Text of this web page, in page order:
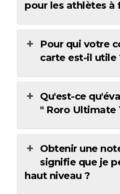
pour les athlètes à
Pour qui votre
carte est-il utile
Qu'est-ce
" Roro Ultimate
Obtenir une
signifie que je
haut niveau ?